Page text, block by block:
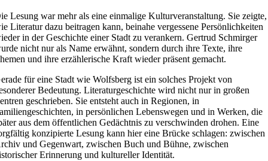
Lesung war mehr als eine einmalige Kulturveranstaltung. Sie zeigte,
Literatur dazu beitragen kann, beinahe vergessene Persönlichkeiten
in der Geschichte einer Stadt zu verankern. Gertrud Schmirger
nicht nur als Name erwähnt, sondern durch ihre Texte, ihre
und ihre erzählerische Kraft wieder präsent gemacht.
für eine Stadt wie Wolfsberg ist ein solches Projekt von
Bedeutung. Literaturgeschichte wird nicht nur in großen
geschrieben. Sie entsteht auch in Regionen, in
in persönlichen Lebenswegen und in Werken, die
aus dem öffentlichen Gedächtnis zu verschwinden drohen. Eine
konzipierte Lesung kann hier eine Brücke schlagen: zwischen
und Gegenwart, zwischen Buch und Bühne, zwischen
Erinnerung und kultureller Identität.